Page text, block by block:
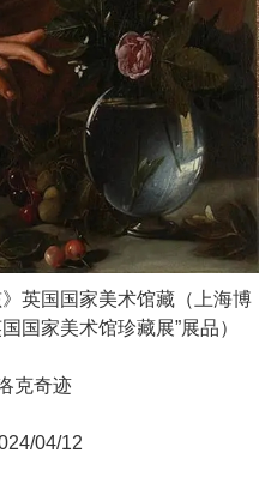
英国国家美术馆藏（上海博
国家美术馆珍藏展”展品）
克奇迹
04/12